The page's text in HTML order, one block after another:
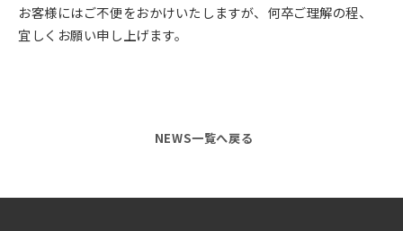
お客様にはご不便をおかけいたしますが、何卒ご理解の程、
宜しくお願い申し上げます。
NEWS一覧へ戻る